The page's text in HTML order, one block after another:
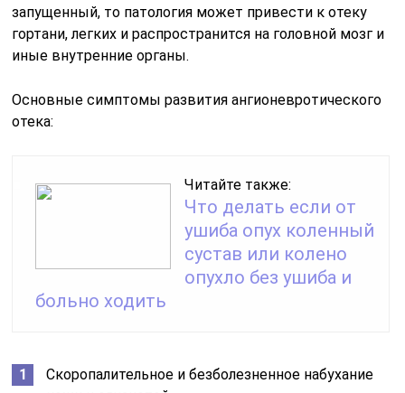
запущенный, то патология может привести к отеку
гортани, легких и распространится на головной мозг и
иные внутренние органы.
Основные симптомы развития ангионевротического
отека:
Читайте также:
Что делать если от
ушиба опух коленный
сустав или колено
опухло без ушиба и
больно ходить
Скоропалительное и безболезненное набухание